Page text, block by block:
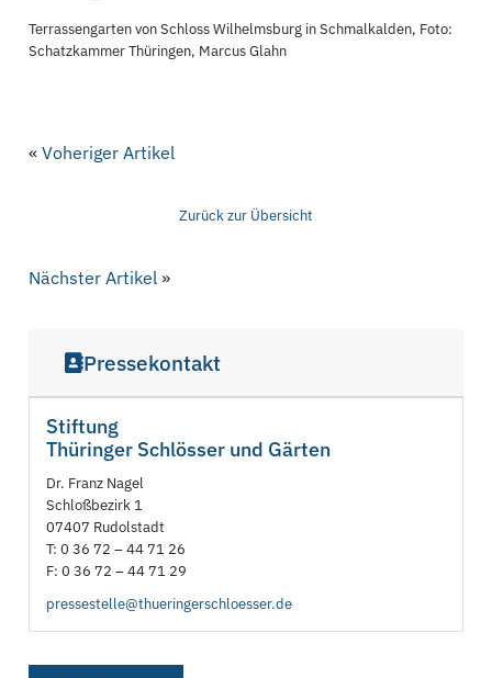
Terrassengarten von Schloss Wilhelmsburg in Schmalkalden, Foto:
Schatzkammer Thüringen, Marcus Glahn
«Voheriger Artikel
Zurück zur Übersicht
Nächster Artikel »
Pressekontakt
Stiftung
Thüringer Schlösser und Gärten
Dr. Franz Nagel
Schloßbezirk 1
07407 Rudolstadt
T: 0 36 72 – 44 71 26
F: 0 36 72 – 44 71 29
pressestelle@thueringerschloesser.de